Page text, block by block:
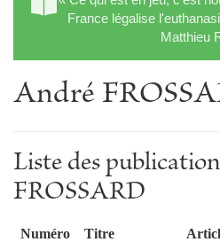
France légalise
Matthieu
André
Liste des
FROSSARD
Numéro Titre